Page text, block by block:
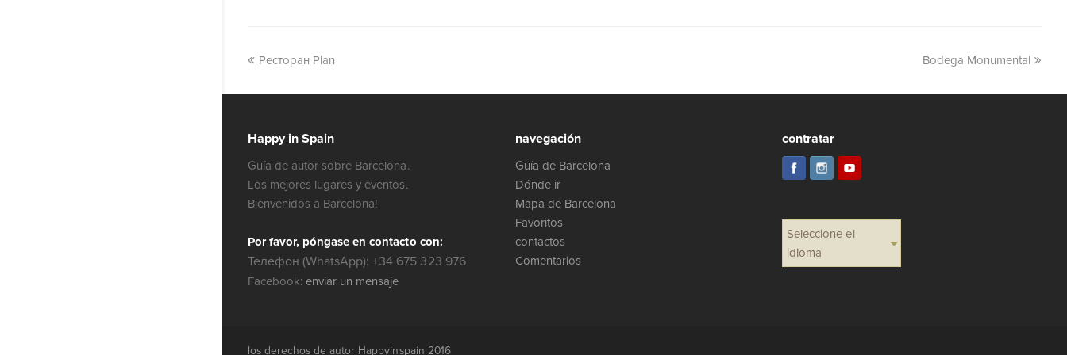
Ресторан Plan Bodega Monumental
Happy in Spain
Guía de autor sobre Barcelona.
Los mejores lugares y eventos.
Bienvenidos a Barcelona!
Por favor, póngase en contacto con:
Телефон (WhatsApp): +34 675 323 976
Facebook:enviar un mensaje
navegación
Guía de Barcelona
Dónde ir
Mapa de Barcelona
Favoritos
contactos
Comentarios
contratar
Seleccione el
idioma
los derechos de autor Happyinspain 2016